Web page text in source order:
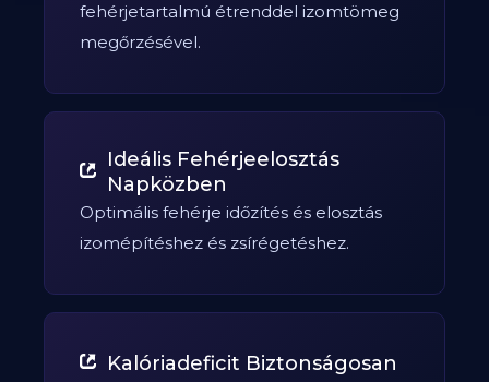
fehérjetartalmú étrenddel izomtömeg
megőrzésével.
Ideális Fehérjeelosztás
Napközben
Optimális fehérje időzítés és elosztás
izomépítéshez és zsírégetéshez.
Kalóriadeficit Biztonságosan